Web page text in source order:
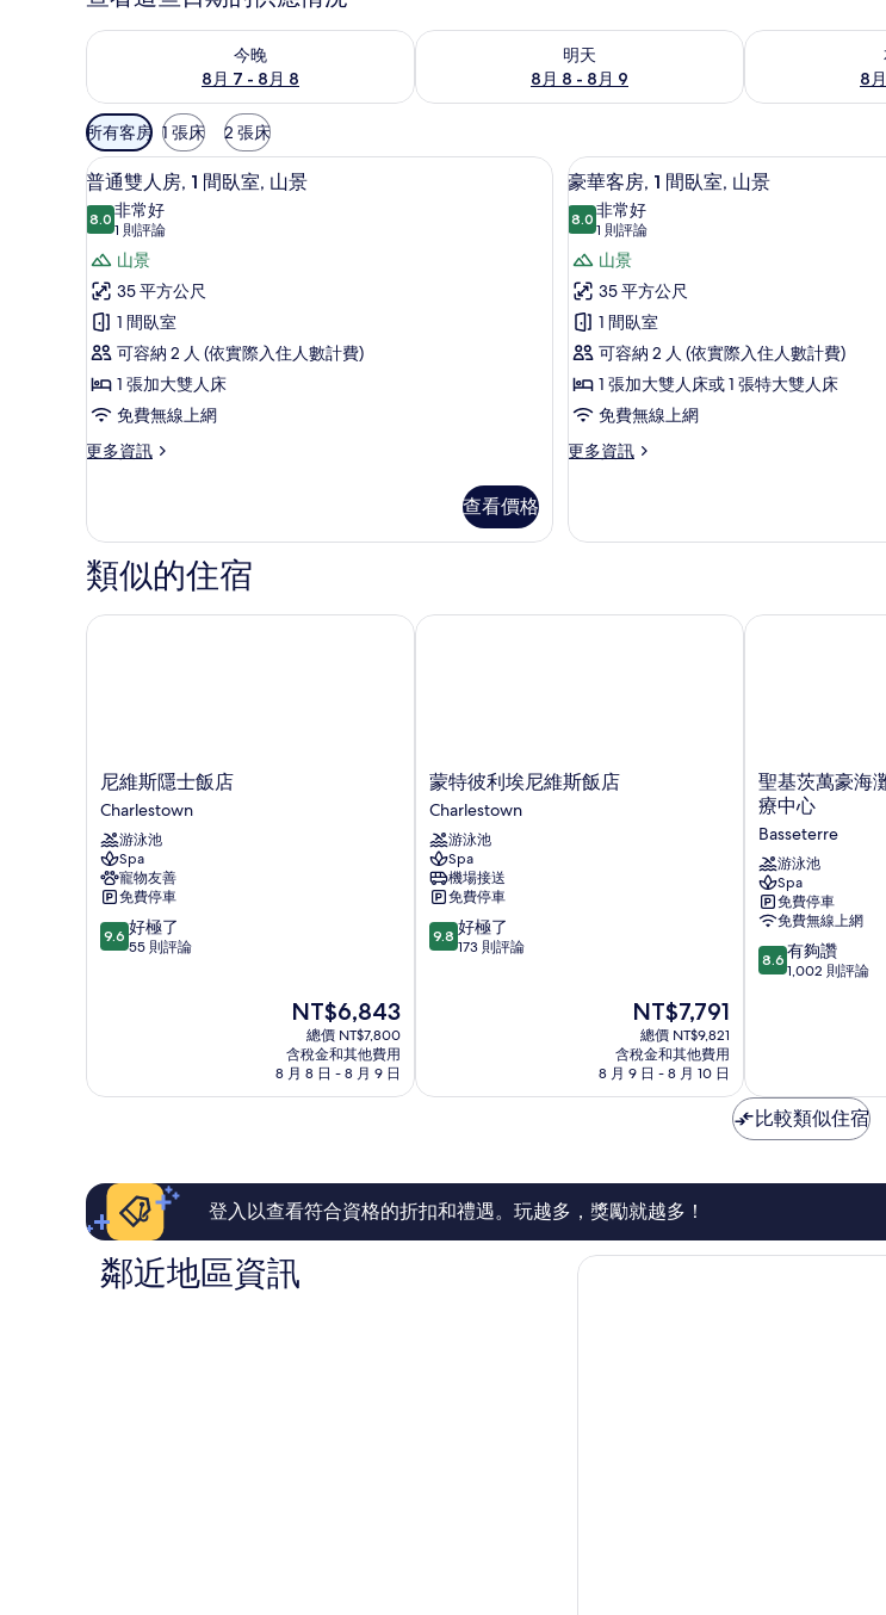
今晚
8月 7 - 8月 8
查看今晚 (8月 7 - 8月 8) 的供應情況
明天
8月 8 - 8月 9
查看明天 (8月 8 - 8月 9) 的供應情況
8
查看本週末 (8
可
用
的
客
房
篩
選
條
件
所有客房 1 張床 2 張床
顯
示
普
通
雙
人
房,
1
間
臥
景
的
所
有
客房內保險箱、書桌、熨斗/熨衣板、免費無線上網
7
普通雙人房, 1 間臥室, 山景
8.08.0 分，滿分 10 分
非常好
1 則評論
(1
則
評
論)
山景
35 平方公尺
1 間臥室
可容納 2 人 (依實際入住人數計費)
1 張加大雙人床
免費無線上網
更多資訊
更
雙
人
房,
間
查看價格
顯
示
豪
華
客
房,
1
間
臥
室,
的
客房內保
7
豪華客房, 1 間臥室, 山景
8.08.0 分，滿分 10 分
非常好
1 則評論
(1
則
評
論)
山景
35 平方公尺
1 間臥室
可容納 2 人 (依實際入住人數計費)
1 張加大雙人床或 1 張特大雙人床
免費無線上網
更多資訊
更
客
臥
類似的住宿
尼
維
斯
隱
士
飯
店
Charlestown
尼維斯隱士飯店
Charlestown
游泳池
Spa
寵物友善
免費停車
9.6
分，
了，
論
9.6 好極了
55 則評論
現
價
格
為
NT$6,843
總價 NT$7,800
含稅金和其他費用
8 月 8 日 - 8 月 9 日
尼維斯隱士飯店
蒙
特
彼
利
埃
尼
維
斯
飯
蒙特彼利埃尼維斯飯店
Charlestown
游泳池
Spa
機場接送
免費停車
9.8
分，
了，
論
9.8 好極了
173 則評論
現
在
價
格
為
NT$7,791
總價 NT$9,821
含稅金和其他費用
8 月 9 日 - 8 月 10 日
蒙特彼利埃尼維斯飯店
聖
基
茨
萬
豪
海
灘
度
假
村、
中
心
Basseterre
聖基茨萬豪海
療中心
Basseterre
游泳池
Spa
免費停車
免費無線上網
8.6
分，
夠
讚，
1,002
評
8.6 有夠讚
1,002 則評論
聖基茨萬豪海灘
比較類似住宿
登入以查看符合資格的折扣和禮遇。玩越多，獎勵就越多！
鄰近地區資訊